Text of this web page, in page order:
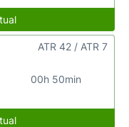
00h 50min
ATR 42 / ATR 7